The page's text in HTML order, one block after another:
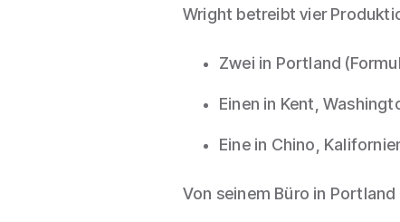
Wright betreibt vier
Zwei in Portland
Einen in Kent,
Eine in Chino,
Von seinem Büro in